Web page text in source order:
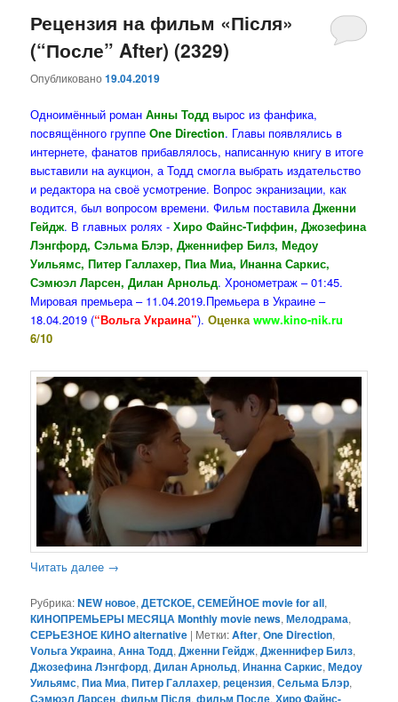
Рецензия на фильм «Після»
(“После” After) (2329)
Опубликовано19.04.2019
Одноимённый романАнны Тодд вырос из фанфика,
посвящённого группеOne Direction. Главы появлялись в
интернете, фанатов прибавлялось, написанную книгу в итоге
выставили на аукцион, а Тодд смогла выбрать издательство
и редактора на своё усмотрение. Вопрос экранизации, как
водится, был вопросом времени. Фильм поставилаДженни
Гейдж. В главных ролях -Хиро Файнс-Тиффин, Джозефина
Лэнгфорд, Сэльма Блэр, Дженнифер Билз, Медоу
Уильямс, Питер Галлахер, Пиа Миа, Инанна Саркис,
Сэмюэл Ларсен, Дилан Арнольд. Хронометраж – 01:45.
Мировая премьера – 11.04.2019.Премьера в Украине –
18.04.2019 (“Вольга Украина”).Оценкаwww.kino-nik.ru
6/10
Читать далее →
Рубрика:NEW новое,ДЕТСКОЕ, СЕМЕЙНОЕ movie for all,
КИНОПРЕМЬЕРЫ МЕСЯЦА Monthly movie news,Мелодрама,
СЕРЬЕЗНОЕ КИНО alternative | Метки:After,One Direction,
Vольга Украина,Анна Тодд,Дженни Гейдж,Дженнифер Билз,
Джозефина Лэнгфорд,Дилан Арнольд,Инанна Саркис,Медоу
Уильямс,Пиа Миа,Питер Галлахер,рецензия,Сельма Блэр,
Сэмюэл Ларсен,фильм Після,фильм После,Хиро Файнс-